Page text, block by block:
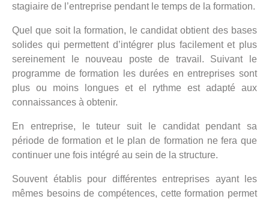
stagiaire de l’entreprise pendant le temps de la formation.
Quel que soit la formation, le candidat obtient des bases
solides qui permettent d’intégrer plus facilement et plus
sereinement le nouveau poste de travail. Suivant le
programme de formation les durées en entreprises sont
plus ou moins longues et el rythme est adapté aux
connaissances à obtenir.
En entreprise, le tuteur suit le candidat pendant sa
période de formation et le plan de formation ne fera que
continuer une fois intégré au sein de la structure.
Souvent établis pour différentes entreprises ayant les
mêmes besoins de compétences, cette formation permet